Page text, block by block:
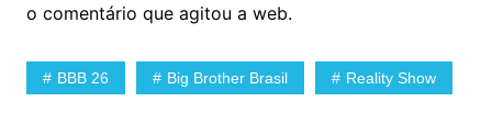
o comentário que agitou a web.
BBB 26 Big Brother Brasil Reality Show